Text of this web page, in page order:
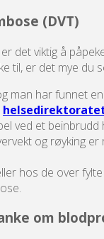
(DVT)
det viktig å
til, er det mye
man har funnet
ved et
og røyking
hos de over
om